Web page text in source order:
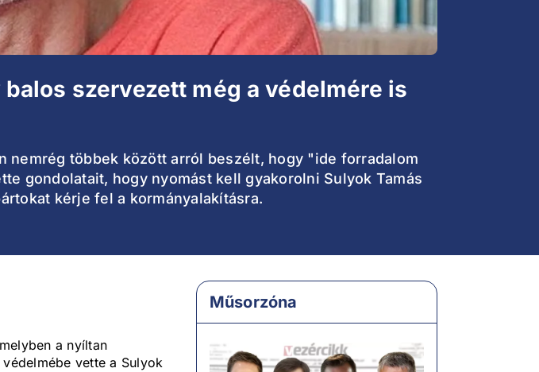
szervezett még a védelmére is
nemrég többek között arról beszélt, hogy "ide forradalom
gondolatait, hogy nyomást kell gyakorolni Sulyok Tamás
kérje fel a kormányalakításra.
a nyíltan
vette a Sulyok
Műsorzóna